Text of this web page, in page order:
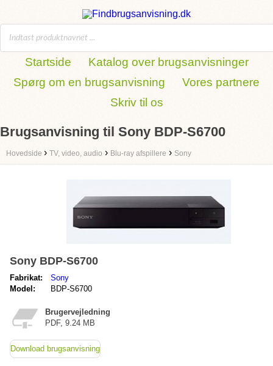
Startside
Katalog over brugsanvisninger
Spørg om en brugsanvisning
Vores partnere
Skriv til os
Brugsanvisning til Sony BDP-S6700
Hovedside › TV, video, audio › Blu-ray afspillere › Sony
Sony BDP-S6700
Fabrikat:
Sony
Model:
BDP-S6700
Brugervejledning
PDF, 9.24 MB
Download brugsanvisning